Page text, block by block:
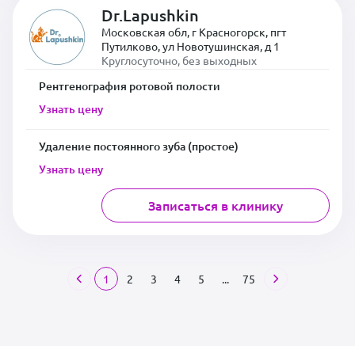
Dr.Lapushkin
Московская обл, г Красногорск, пгт
Путилково, ул Новотушинская, д 1
Круглосуточно, без выходных
Рентгенография ротовой полости
Узнать цену
Удаление постоянного зуба (простое)
Узнать цену
Записаться в клинику
1 2 3 4 5 ... 75